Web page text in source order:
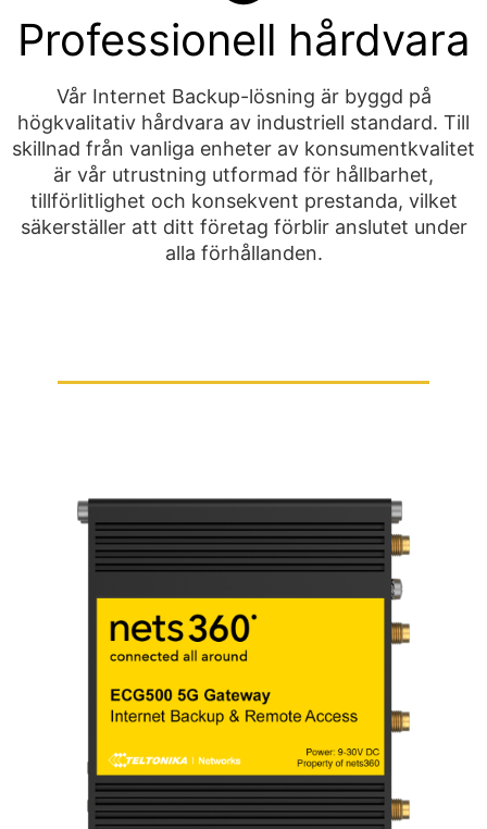
Professionell hårdvara
Vår Internet Backup-lösning är byggd på
högkvalitativ hårdvara av industriell standard. Till
skillnad från vanliga enheter av konsumentkvalitet
är vår utrustning utformad för hållbarhet,
tillförlitlighet och konsekvent prestanda, vilket
säkerställer att ditt företag förblir anslutet under
alla förhållanden.